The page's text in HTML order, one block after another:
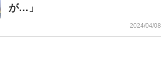
が…」
2024/04/08